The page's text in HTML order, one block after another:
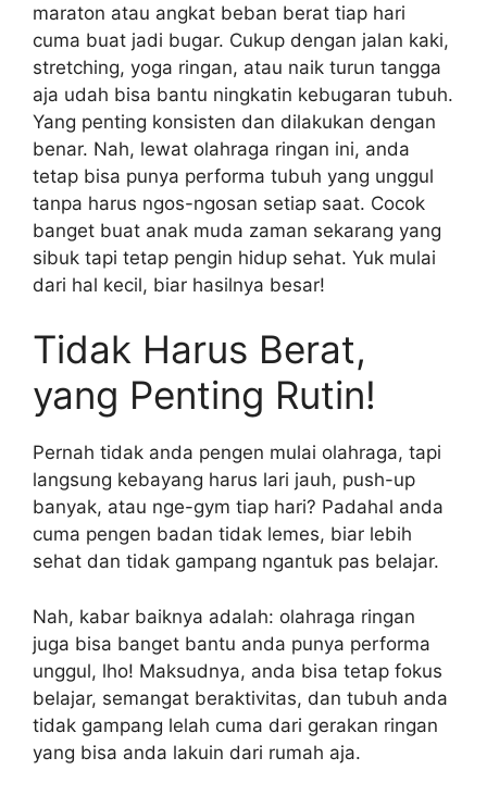
maraton atau angkat beban berat tiap hari
cuma buat jadi bugar. Cukup dengan jalan kaki,
stretching, yoga ringan, atau naik turun tangga
aja udah bisa bantu ningkatin kebugaran tubuh.
Yang penting konsisten dan dilakukan dengan
benar. Nah, lewat olahraga ringan ini, anda
tetap bisa punya performa tubuh yang unggul
tanpa harus ngos-ngosan setiap saat. Cocok
banget buat anak muda zaman sekarang yang
sibuk tapi tetap pengin hidup sehat. Yuk mulai
dari hal kecil, biar hasilnya besar!
Tidak Harus Berat,
yang Penting Rutin!
Pernah tidak anda pengen mulai olahraga, tapi
langsung kebayang harus lari jauh, push-up
banyak, atau nge-gym tiap hari? Padahal anda
cuma pengen badan tidak lemes, biar lebih
sehat dan tidak gampang ngantuk pas belajar.
Nah, kabar baiknya adalah: olahraga ringan
juga bisa banget bantu anda punya performa
unggul, lho! Maksudnya, anda bisa tetap fokus
belajar, semangat beraktivitas, dan tubuh anda
tidak gampang lelah cuma dari gerakan ringan
yang bisa anda lakuin dari rumah aja.